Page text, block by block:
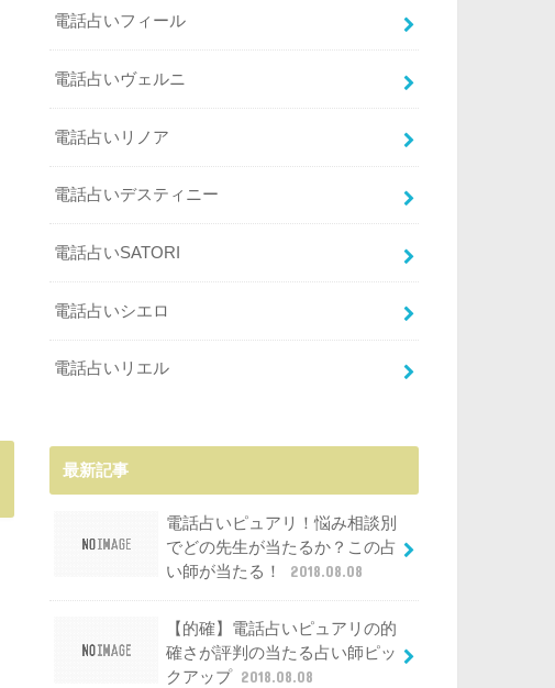
電話占いフィール
電話占いヴェルニ
電話占いリノア
電話占いデスティニー
電話占いSATORI
電話占いシエロ
電話占いリエル
最新記事
電話占いピュアリ！悩み相談別
でどの先生が当たるか？この占
い師が当たる！
2018.08.08
【的確】電話占いピュアリの的
確さが評判の当たる占い師ピッ
クアップ 2018.08.08